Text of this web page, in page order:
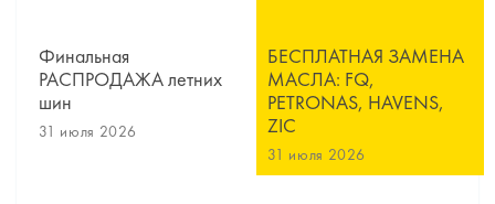
Финальная
РАСПРОДАЖА летних
шин
31 июля 2026
БЕСПЛАТНАЯ ЗАМЕНА
МАСЛА: FQ,
PETRONAS, HAVENS,
ZIC
31 июля 2026